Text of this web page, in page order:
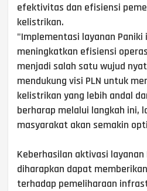
efektivitas dan efisiensi
kelistrikan.
"Implementasi layanan Paniki
meningkatkan efisiensi
menjadi salah satu wujud
mendukung visi PLN untuk
kelistrikan yang lebih andal
berharap melalui langkah ini,
masyarakat akan semakin
Keberhasilan aktivasi layanan
diharapkan dapat
terhadap pemeliharaan